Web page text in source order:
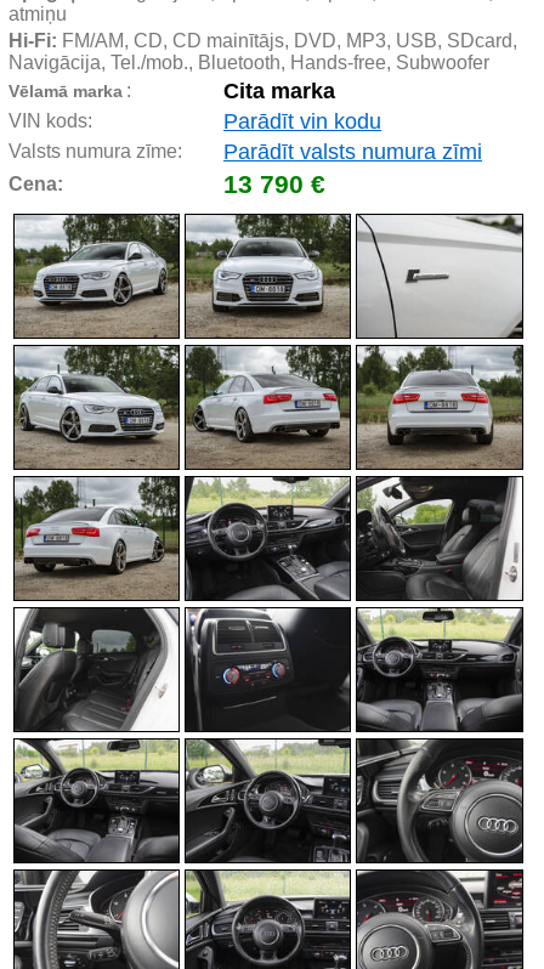
atmiņu
Hi-Fi: FM/AM, CD, CD mainītājs, DVD, MP3, USB, SDcard,
Navigācija, Tel./mob., Bluetooth, Hands-free, Subwoofer
Vēlamā marka : Cita marka
VIN kods: Parādīt vin kodu
Valsts numura zīme: Parādīt valsts numura zīmi
Cena: 13 790 €